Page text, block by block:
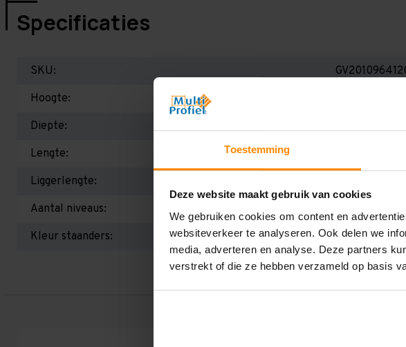
Toestemming
Deze website maakt gebruik van cookies
We gebruiken cookies om content en
websiteverkeer te analyseren. Ook delen we
media, adverteren en analyse. Deze partners
verstrekt of die ze hebben verzameld op basis
Specificaties
SKU:
Hoogte:
Diepte:
Lengte:
Liggerlengte:
Aantal niveaus:
Kleur staanders:
Blauw